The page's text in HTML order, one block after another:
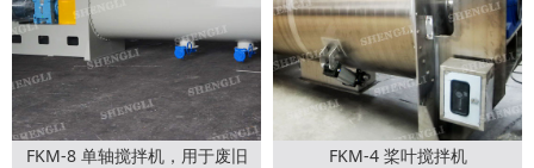
FKM-8 单轴搅拌机，用于废旧
FKM-4 桨叶搅拌机